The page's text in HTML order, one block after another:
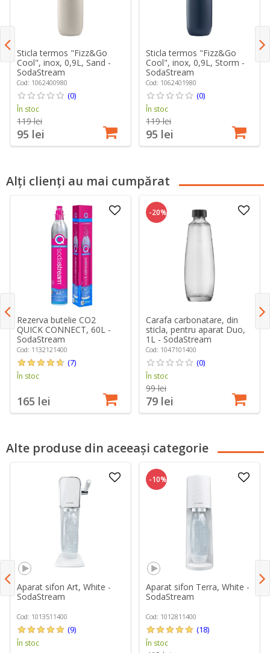
Sticla termos "Fizz&Go
Cool", inox, 0,9L, Sand -
SodaStream
Cod: 1062400980
(0)
În stoc
119 lei
95 lei
Sticla termos "Fizz&Go
Cool", inox, 0,9L, Storm -
SodaStream
Cod: 1062401980
(0)
În stoc
119 lei
95 lei
Alți clienți au mai cumpărat
Rezerva butelie CO2
QUICK CONNECT, 60L -
SodaStream
Cod: 1132121400
(7)
În stoc
165 lei
-20%
Carafa carbonatare, din
sticla, pentru aparat Duo,
1L - SodaStream
Cod: 1047101400
(0)
În stoc
99 lei
79 lei
Alte produse din aceeași categorie
Aparat sifon Art, White -
SodaStream
Cod: 1013511400
(9)
În stoc
-10%
Aparat sifon Terra, White -
SodaStream
Cod: 1012811400
(18)
În stoc